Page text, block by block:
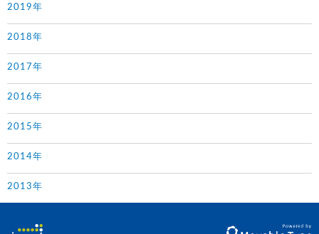
2019年
2018年
2017年
2016年
2015年
2014年
2013年